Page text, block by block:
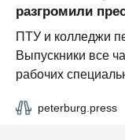
разгромили
ПТУ и колледжи
Выпускники все
рабочих
peterburg.press